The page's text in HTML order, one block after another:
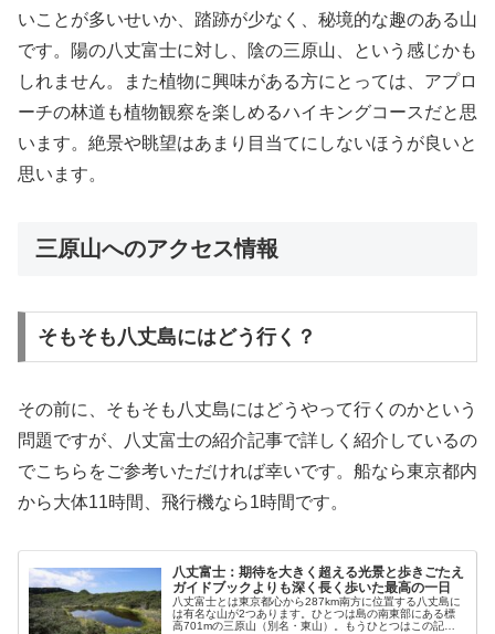
いことが多いせいか、踏跡が少なく、秘境的な趣のある山
です。陽の八丈富士に対し、陰の三原山、という感じかも
しれません。また植物に興味がある方にとっては、アプロ
ーチの林道も植物観察を楽しめるハイキングコースだと思
います。絶景や眺望はあまり目当てにしないほうが良いと
思います。
三原山へのアクセス情報
そもそも八丈島にはどう行く？
その前に、そもそも八丈島にはどうやって行くのかという
問題ですが、八丈富士の紹介記事で詳しく紹介しているの
でこちらをご参考いただければ幸いです。船なら東京都内
から大体11時間、飛行機なら1時間です。
八丈富士：期待を大きく超える光景と歩きごたえ
ガイドブックよりも深く長く歩いた最高の一日
八丈富士とは東京都心から287km南方に位置する八丈島に
は有名な山が2つあります。ひとつは島の南東部にある標
高701mの三原山（別名・東山）。もうひとつはこの記事